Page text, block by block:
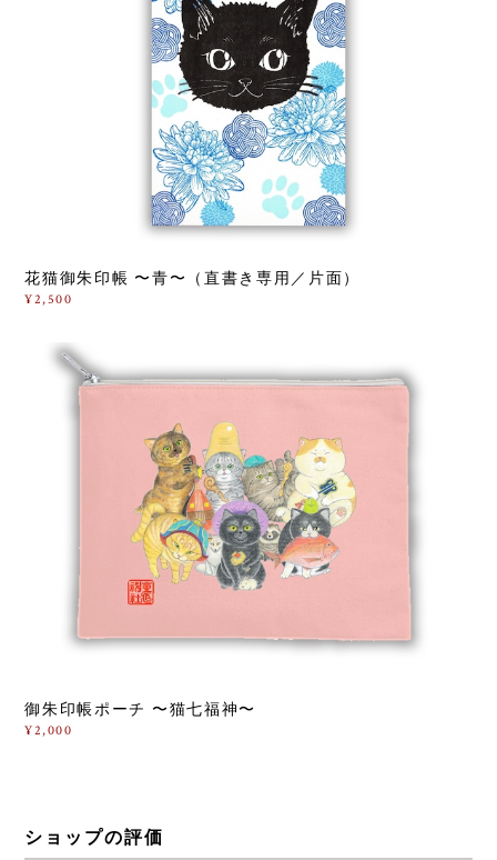
花猫御朱印帳 〜青〜（直書き専用／片面）
¥2,500
御朱印帳ポーチ 〜猫七福神〜
¥2,000
ショップの評価